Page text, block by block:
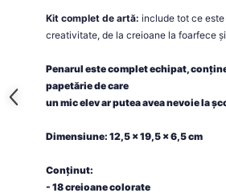
Kit complet de artă: include tot ce
creativitate, de la creioane la foarfece
Penarul este complet echipat,
papetărie de care
un mic elev ar putea avea nevoie la
Dimensiune: 12,5 x 19,5 x 6,5 cm
Conținut:
- 18 creioane colorate